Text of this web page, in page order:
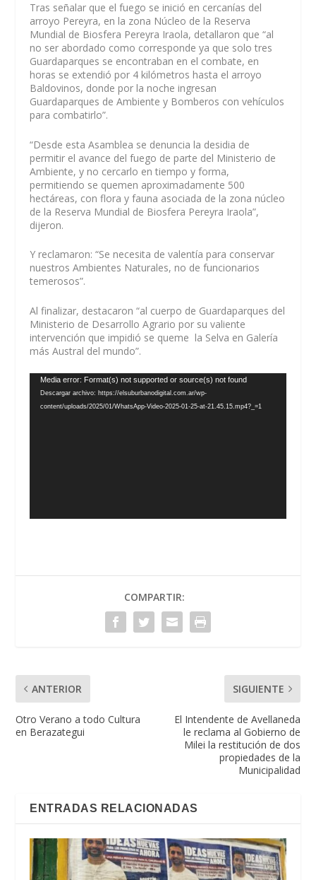
Tras señalar que el fuego se inició en cercanías del
arroyo Pereyra, en la zona Núcleo de la Reserva
Mundial de Biosfera Pereyra Iraola, detallaron que “al
no ser abordado como corresponde ya que solo tres
Guardaparques se encontraban en el combate, en
horas se extendió por 4 kilómetros hasta el arroyo
Baldovinos, donde por la noche ingresan
Guardaparques de Ambiente y Bomberos con vehículos
para combatirlo”.
“Desde esta Asamblea se denuncia la desidia de
permitir el avance del fuego de parte del Ministerio de
Ambiente, y no cercarlo en tiempo y forma,
permitiendo se quemen aproximadamente 500
hectáreas, con flora y fauna asociada de la zona núcleo
de la Reserva Mundial de Biosfera Pereyra Iraola”,
dijeron.
Y reclamaron: “Se necesita de valentía para conservar
nuestros Ambientes Naturales, no de funcionarios
temerosos”.
Al finalizar, destacaron “al cuerpo de Guardaparques del
Ministerio de Desarrollo Agrario por su valiente
intervención que impidió se queme la Selva en Galería
más Austral del mundo”.
Reproductor
de
vídeo
Media error: Format(s) not supported or source(s) not found
Descargar archivo: https://elsuburbanodigital.com.ar/wp-
content/uploads/2025/01/WhatsApp-Video-2025-01-25-at-21.45.15.mp4?_=1
COMPARTIR:
ANTERIOR
Otro Verano a todo Cultura
en Berazategui
SIGUIENTE
El Intendente de Avellaneda
le reclama al Gobierno de
Milei la restitución de dos
propiedades de la
Municipalidad
ENTRADAS RELACIONADAS